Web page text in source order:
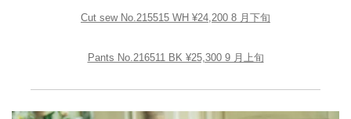
Cut sew No.215515 WH ¥24,200 8 月下旬
Pants No.216511 BK ¥25,300 9 月上旬